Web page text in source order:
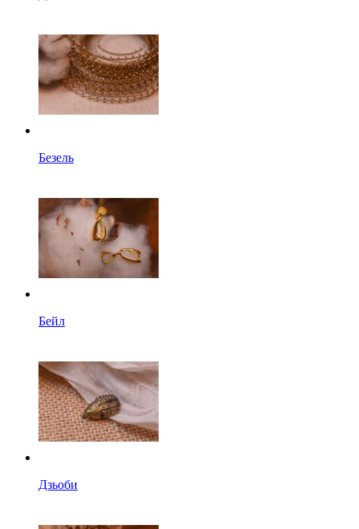
Безель
Бейл
Дзьоби